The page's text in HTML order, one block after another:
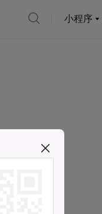
小程序